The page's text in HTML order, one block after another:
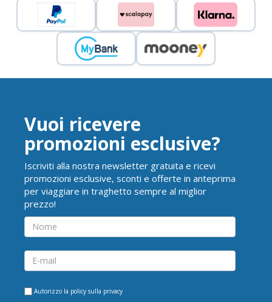
Vuoi ricevere
promozioni esclusive?
Iscriviti alla nostra newsletter gratuita e ricevi
promozioni esclusive, sconti e offerte in anteprima
per viaggiare in traghetto sempre al miglior
prezzo!
Autorizzo la policy sulla privacy